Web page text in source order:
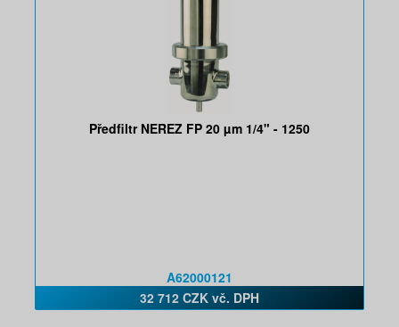
Předfiltr NEREZ FP 20 µm 1/4" - 1250
A62000121
32 712 CZK vč. DPH